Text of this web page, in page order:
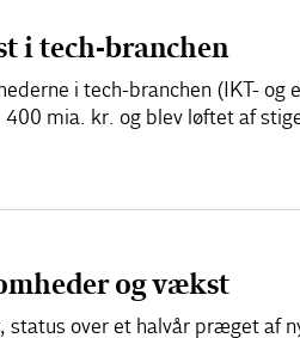
i tech-branchen
i tech-branchen (IKT- og
mia. kr. og blev løftet af
og vækst
status over et halvår præget af